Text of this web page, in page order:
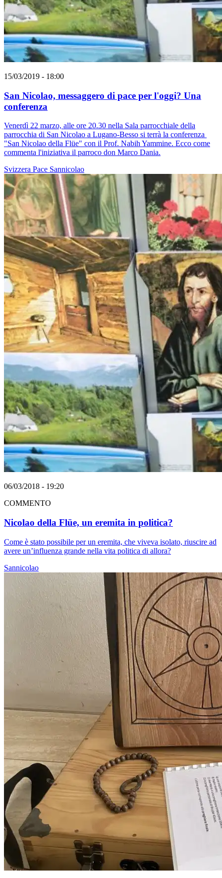
15/03/2019 - 18:00
San Nicolao, messaggero di pace per l'oggi? Una
conferenza
Venerdì 22 marzo, alle ore 20.30 nella Sala parrocchiale della
parrocchia di San Nicolao a Lugano-Besso si terrà la conferenza
"San Nicolao della Flüe" con il Prof. Nabih Yammine. Ecco come
commenta l'iniziativa il parroco don Marco Dania.
Svizzera Pace Sannicolao
06/03/2018 - 19:20
COMMENTO
Nicolao della Flüe, un eremita in politica?
Come è stato possibile per un eremita, che viveva isolato, riuscire ad
avere un’influenza grande nella vita politica di allora?
Sannicolao